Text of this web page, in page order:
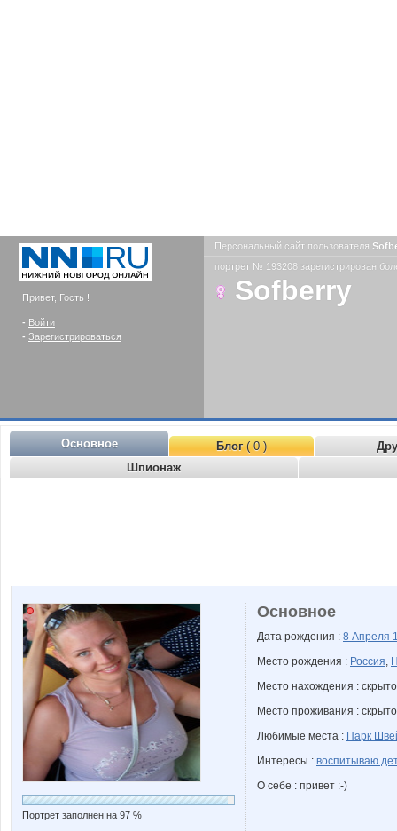
Привет, Гость !
- Войти
- Зарегистрироваться
Персональный сайт пользователя
портрет № 193208 зарегистрирован
Sofberry
Основное Блог( 0 )
Шпионаж
Портрет заполнен на 97 %
Основное
Дата рождения : 8 Апреля
Место рождения : Россия,
Место нахождения : скрыто
Место проживания : скрыто
Любимые места : Парк
Интересы : воспитываю
О себе : привет :-)